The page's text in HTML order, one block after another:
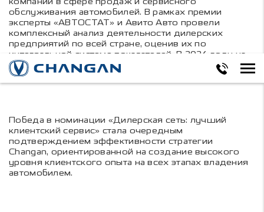
обслуживания автомобилей. В рамках премии
эксперты «АВТОСТАТ» и Авито Авто провели
комплексный анализ деятельности дилерских
предприятий по всей стране, оценив их по
интегральной системе показателей. В 2026 году на
награды в различных номинациях претендовали
около 60 компаний автомобильного рынка.
Победа в номинации «Дилерская сеть: лучший
клиентский сервис» стала очередным
подтверждением эффективности стратегии
Changan, ориентированной на создание высокого
уровня клиентского опыта на всех этапах владения
автомобилем.